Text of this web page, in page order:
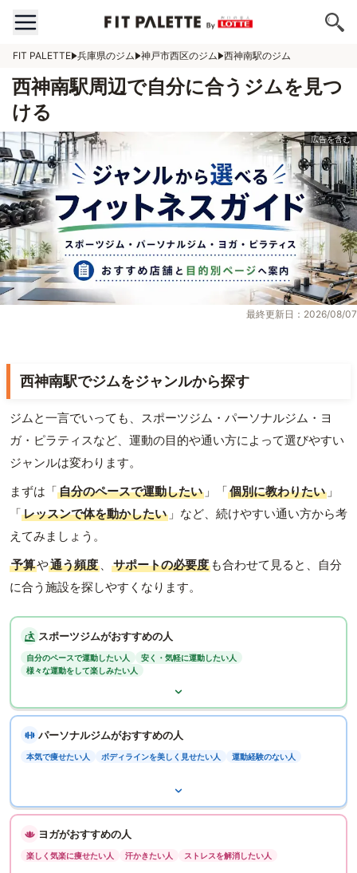
FIT PALETTE 兵庫県のジム 神戸市西区のジム 西神南駅のジム
西神南駅周辺で自分に合うジムを見つ
ける
最終更新日：2026/08/07
西神南駅でジムをジャンルから探す
ジムと一言でいっても、スポーツジム・パーソナルジム・ヨ
ガ・ピラティスなど、運動の目的や通い方によって選びやすい
ジャンルは変わります。
まずは「自分のペースで運動したい 」「個別に教わりたい 」
「レッスンで体を動かしたい 」など、続けやすい通い方から考
えてみましょう。
予算や通う頻度 、 サポートの必要度 も合わせて見ると、自分
に合う施設を探しやすくなります。
スポーツジムがおすすめの人
自分のペースで運動したい人
安く・気軽に運動したい人
様々な運動をして楽しみたい人
パーソナルジムがおすすめの人
本気で痩せたい人 ボディラインを美しく見せたい人 運動経験のない人
ヨガがおすすめの人
楽しく気楽に痩せたい人 汗かきたい人 ストレスを解消したい人